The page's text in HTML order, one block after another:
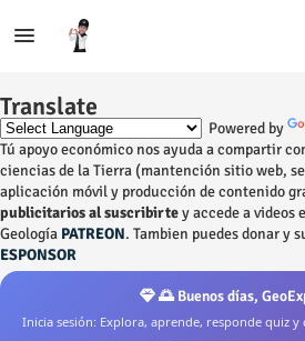
Translate
Powered by
Tú apoyo económico nos ayuda a compartir
ciencias de la Tierra (mantención sitio web,
aplicación móvil y producción de contenido
publicitarios al suscribirtey accede a videos
Geología PATREON. Tambien puedes donar y
ESPONSOR
🌅 Buenos días,
Inicia sesión: Explora, aprende, responde quiz